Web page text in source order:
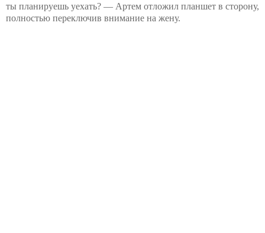
ты планируешь уехать? — Артем отложил планшет в сторону,
полностью переключив внимание на жену.